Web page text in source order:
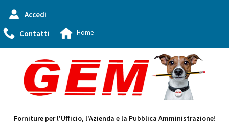
Accedi
Contatti
Home
Forniture per l'Ufficio, l'Azienda e la Pubblica Amministrazione!